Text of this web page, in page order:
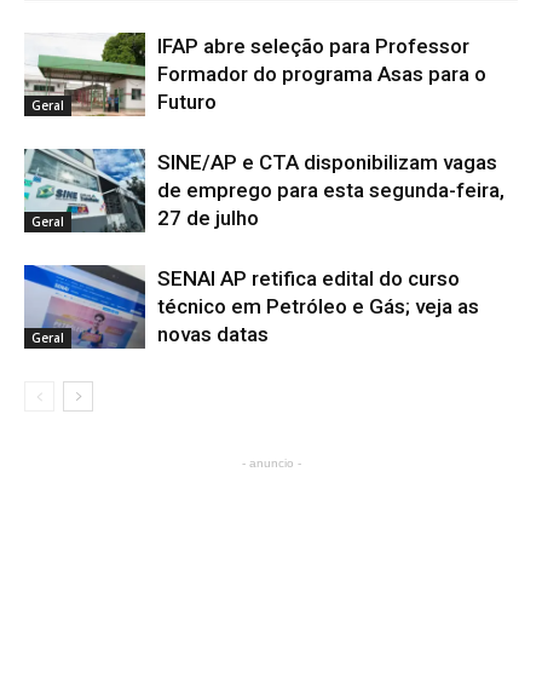
Geral
IFAP abre seleção para Professor
Formador do programa Asas para o
Futuro
Geral
SINE/AP e CTA disponibilizam vagas
de emprego para esta segunda-feira,
27 de julho
Geral
SENAI AP retifica edital do curso
técnico em Petróleo e Gás; veja as
novas datas
- anuncio -